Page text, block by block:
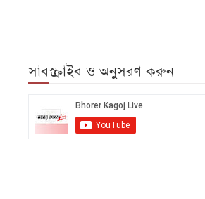
সাবস্ক্রাইব ও অনুসরণ করুন